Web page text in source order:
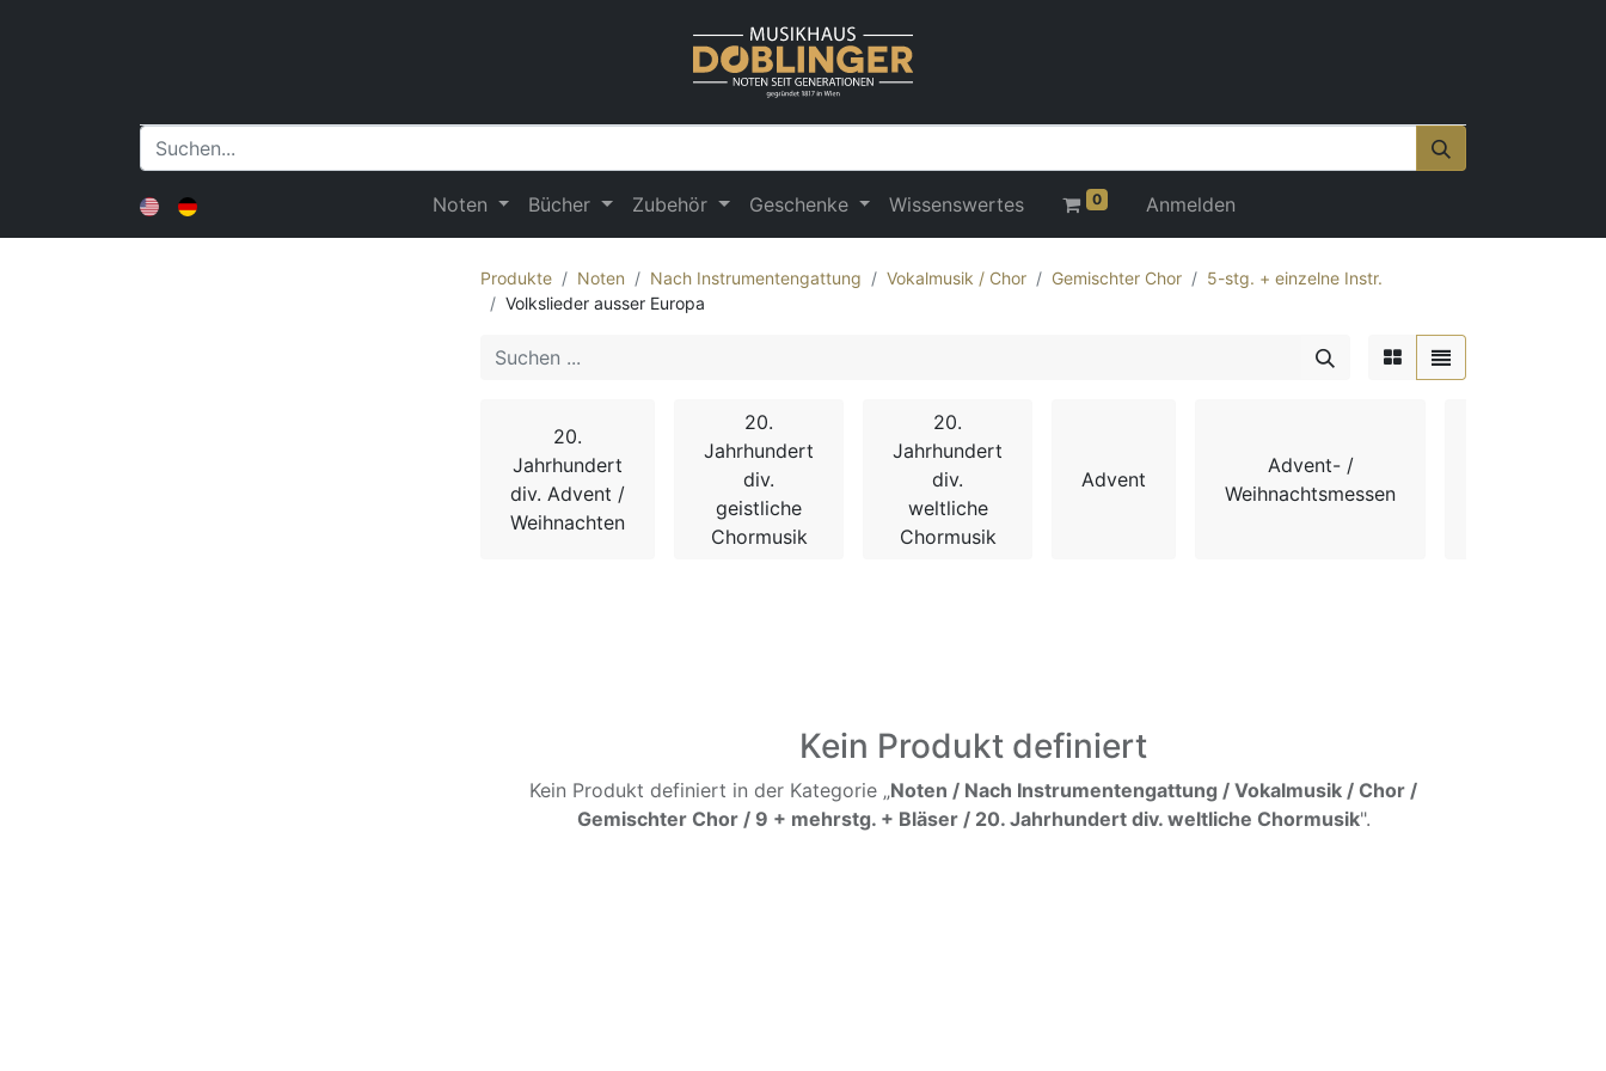
Noten Bücher Zubehör Geschenke Wissenswertes 0 Anmelden
Produkte Noten Nach Instrumentengattung Vokalmusik / Chor Gemischter Chor
5-stg. + einzelne Instr.
Volkslieder ausser Europa
20.
Jahrhundert
div. Advent /
Weihnachten
20.
Jahrhundert
div.
geistliche
Chormusik
20.
Jahrhundert
div.
weltliche
Chormusik
Advent
Advent- /
Weihnachtsmessen
Kein Produkt definiert
Kein Produkt definiert in der Kategorie „Noten / Nach Instrumentengattung / Vokalmusik / Chor /
Gemischter Chor / 9 + mehrstg. + Bläser / 20. Jahrhundert div. weltliche Chormusik".